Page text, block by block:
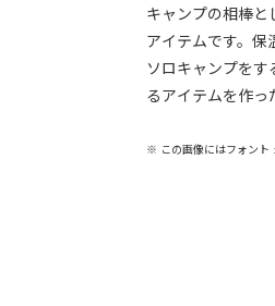
キャンプの相棒と
アイテムです。保
ソロキャンプを
るアイテムを作っ
※ この画像にはフォント